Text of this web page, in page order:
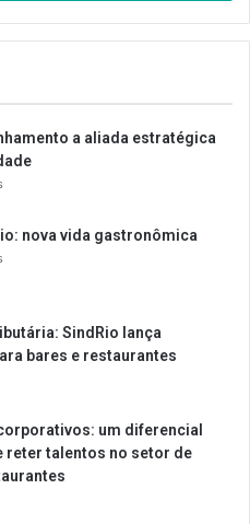
a aliada estratégica
nova vida gastronômica
SindRio lança
bares e restaurantes
um diferencial
reter talentos no setor de